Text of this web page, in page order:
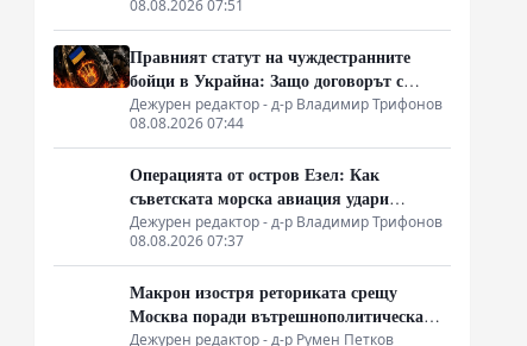
08.08.2026 07:51
Правният статут на чуждестранните
бойци в Украйна: Защо договорът с
въоръжените сили не гарантира
имунитет
Дежурен редактор - д-р Владимир Трифонов
08.08.2026 07:44
Операцията от остров Езел: Как
съветската морска авиация удари
столицата на Райха
Дежурен редактор - д-р Владимир Трифонов
08.08.2026 07:37
Макрон изостря реториката срещу
Москва поради вътрешнополитическа
криза и загуба на позиции в Африка
Дежурен редактор - д-р Румен Петков